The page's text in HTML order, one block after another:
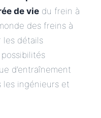
de vie du frein à
des freins à
les détails
d’entraînement
les ingénieurs et